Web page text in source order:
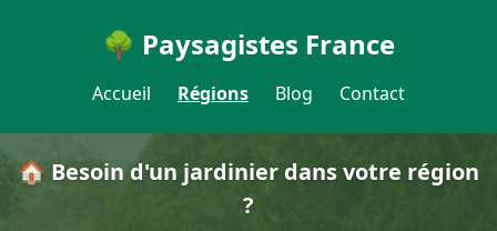
🌳 Paysagistes France
Accueil Régions Blog Contact
🏠 Besoin d'un jardinier dans votre région
?